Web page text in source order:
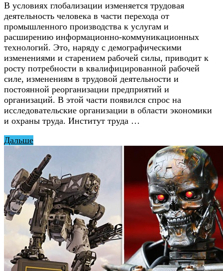
В условиях глобализации изменяется трудовая
деятельность человека в части перехода от
промышленного производства к услугам и
расширению информационно-коммуникационных
технологий. Это, наряду с демографическими
изменениями и старением рабочей силы, приводит к
росту потребности в квалифицированной рабочей
силе, изменениям в трудовой деятельности и
постоянной реорганизации предприятий и
организаций. В этой части появился спрос на
исследовательские организации в области экономики
и охраны труда. Институт труда …
Дальше